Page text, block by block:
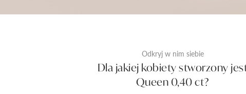
Odkryj w nim siebie
Dla jakiej kobiety stworzony
Queen 0,40 ct?